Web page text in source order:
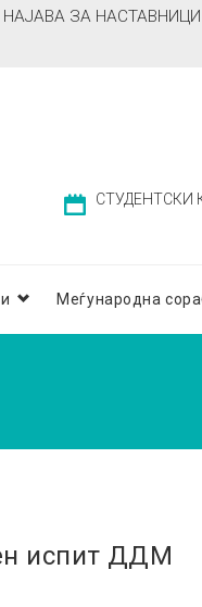
НАЈАВА ЗА НАСТАВНИЦИ
СТУДЕНТСКИ
Меѓународна
испит ДДМ